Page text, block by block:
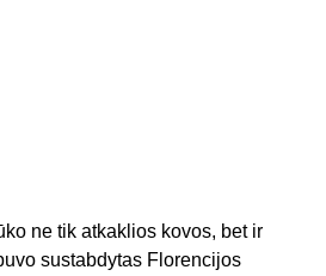
ne tik atkaklios kovos, bet ir
sustabdytas Florencijos